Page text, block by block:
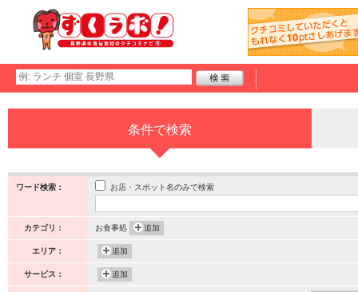
条件で検索
ワード検索： お店・スポット名のみで検索
カテゴリ： お食事処 追加
エリア： 追加
サービス： 追加